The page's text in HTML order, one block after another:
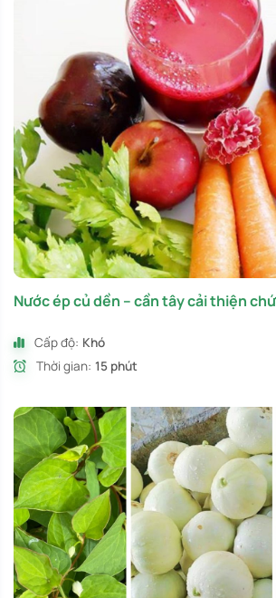
Nước ép củ dền – cần tây cải thiện
Cấp độ: Khó
Thời gian: 15 phút